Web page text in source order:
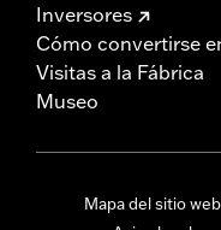
Inversores
Cómo convertirse
Visitas a la Fábrica
Museo
Mapa del sitio web